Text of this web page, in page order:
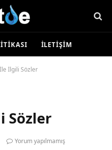
İLETIŞIM
İlgili Sözler
Sözler
Yorum yapılmamış